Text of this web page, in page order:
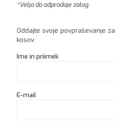
*Velja do odprodaje zalog.
Oddajte svoje povpraševanje
kosov:
Ime in priimek
E-mail